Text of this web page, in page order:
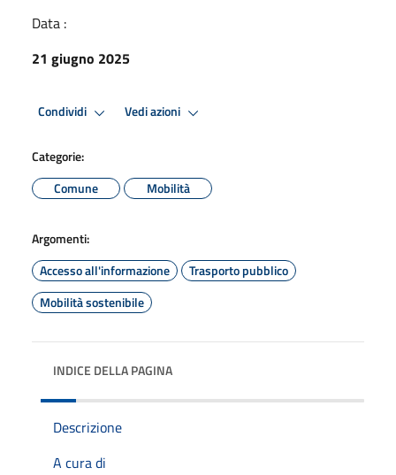
Data :
21 giugno 2025
Condividi Vedi azioni
Categorie:
Comune
Mobilità
Argomenti:
Accesso all'informazione
Trasporto pubblico
Mobilità sostenibile
INDICE DELLA PAGINA
Descrizione
A cura di